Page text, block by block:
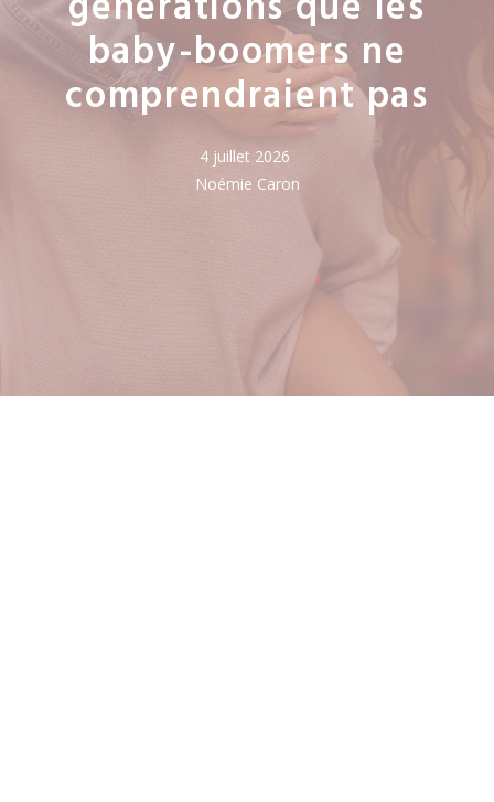
baby-boomers ne
comprendraient pas
4 juillet 2026
Noémie Caron